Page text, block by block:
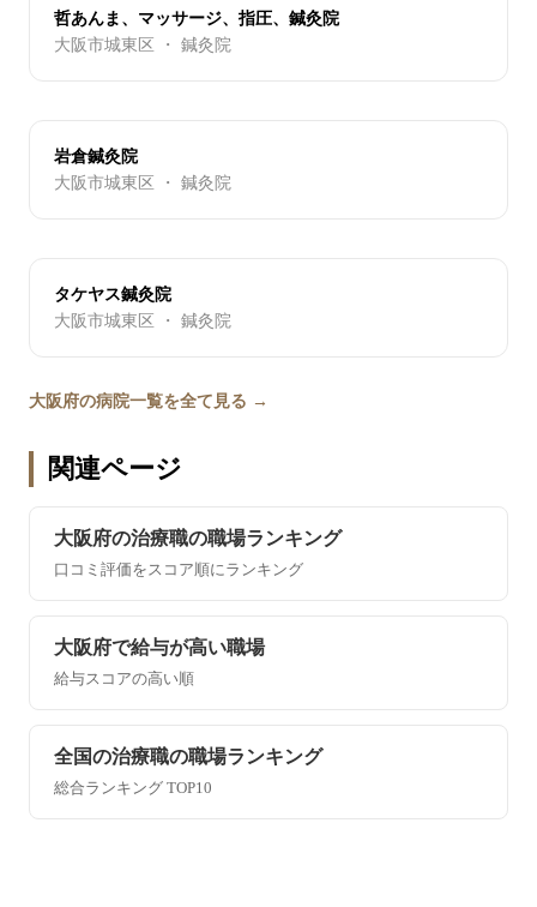
哲あんま、マッサージ、指圧、鍼灸院
大阪市城東区 ・ 鍼灸院
岩倉鍼灸院
大阪市城東区 ・ 鍼灸院
タケヤス鍼灸院
大阪市城東区 ・ 鍼灸院
大阪府の病院一覧を全て見る →
関連ページ
大阪府の治療職の職場ランキング
口コミ評価をスコア順にランキング
大阪府で給与が高い職場
給与スコアの高い順
全国の治療職の職場ランキング
総合ランキング TOP10